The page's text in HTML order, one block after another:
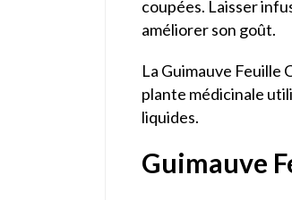
coupées. Laisser
améliorer son goût.
La Guimauve
plante médicinale
liquides.
Guimauve